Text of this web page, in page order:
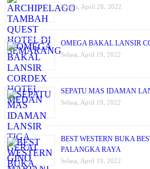
Kamis, April 28, 2022
OMEGA BAKAL LANSIR
Selasa, April 19, 2022
SEPATU MAS IDAMAN
Selasa, April 19, 2022
BEST WESTERN BUKA
PALANGKA RAYA
Selasa, April 19, 2022